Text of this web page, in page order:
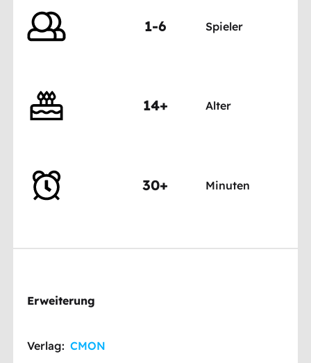
1-6 Spieler
14+ Alter
30+ Minuten
Erweiterung
Verlag: CMON